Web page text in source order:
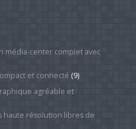
média-center complet avec
et connecté (9)
agréable et
haute résolution libres de